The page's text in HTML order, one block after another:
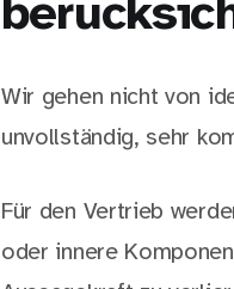
Wir gehen nicht von
unvollständig, sehr
Für den Vertrieb
oder innere